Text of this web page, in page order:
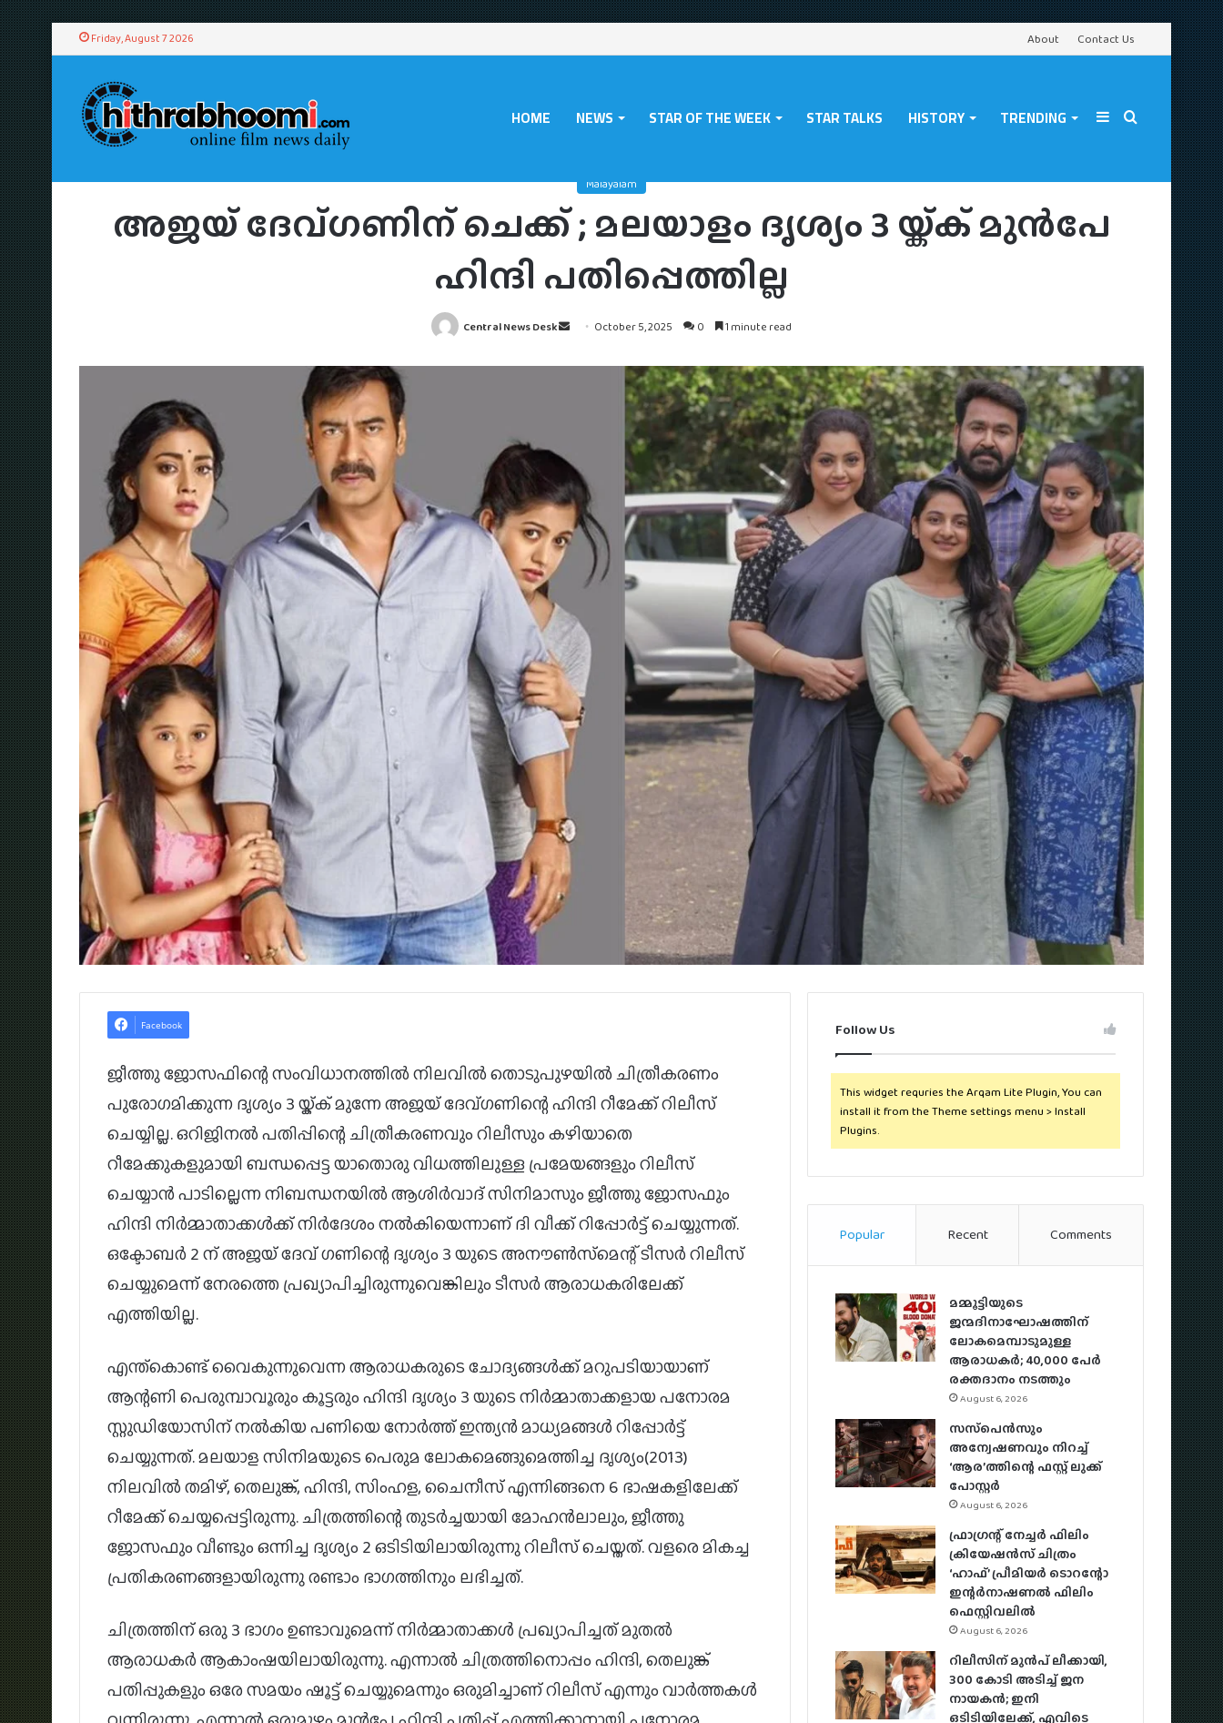
Friday, August 7 2026 About Contact Us
HOME NEWS STAR OF THE WEEK STAR TALKS HISTORY TRENDING Search
Sidebar
Home
Malayalam
അജയ് ദേവ്ഗണിന് ചെക്ക് ; മലയാളം ദൃശ്യം 3 യ്ക്ക് മുൻപേ
ഹിന്ദി പതിപ്പെത്തില്ല
Central News Desk
Send
email
October 5, 2025 0 1 minute read
Facebook
ജീത്തു ജോസഫിന്റെ സംവിധാനത്തിൽ നിലവിൽ തൊടുപുഴയിൽ ചിത്രീകരണം
പുരോഗമിക്കുന്ന ദൃശ്യം 3 യ്ക്ക് മുന്നേ അജയ് ദേവ്ഗണിന്റെ ഹിന്ദി റീമേക്ക് റിലീസ്
ചെയ്യില്ല. ഒറിജിനൽ പതിപ്പിന്റെ ചിത്രീകരണവും റിലീസും കഴിയാതെ
റീമേക്കുകളുമായി ബന്ധപ്പെട്ട യാതൊരു വിധത്തിലുള്ള പ്രമേയങ്ങളും റിലീസ്
ചെയ്യാൻ പാടില്ലെന്ന നിബന്ധനയിൽ ആശിർവാദ് സിനിമാസും ജീത്തു ജോസഫും
ഹിന്ദി നിർമ്മാതാക്കൾക്ക് നിർദേശം നൽകിയെന്നാണ് ദി വീക്ക് റിപ്പോർട്ട് ചെയ്യുന്നത്.
ഒക്ടോബർ 2 ന് അജയ് ദേവ് ഗണിന്റെ ദൃശ്യം 3 യുടെ അനൗൺസ്‌മെന്റ് ടീസർ റിലീസ്
ചെയ്യുമെന്ന് നേരത്തെ പ്രഖ്യാപിച്ചിരുന്നുവെങ്കിലും ടീസർ ആരാധകരിലേക്ക്
എത്തിയില്ല.
എന്ത്കൊണ്ട് വൈകുന്നുവെന്ന ആരാധകരുടെ ചോദ്യങ്ങൾക്ക് മറുപടിയായാണ്
ആന്റണി പെരുമ്പാവൂരും കൂട്ടരും ഹിന്ദി ദൃശ്യം 3 യുടെ നിർമ്മാതാക്കളായ പനോരമ
സ്റ്റുഡിയോസിന് നൽകിയ പണിയെ നോർത്ത് ഇന്ത്യൻ മാധ്യമങ്ങൾ റിപ്പോർട്ട്
ചെയ്യുന്നത്. മലയാള സിനിമയുടെ പെരുമ ലോകമെങ്ങുമെത്തിച്ച ദൃശ്യം(2013)
നിലവിൽ തമിഴ്, തെലുങ്ക്, ഹിന്ദി, സിംഹള, ചൈനീസ് എന്നിങ്ങനെ 6 ഭാഷകളിലേക്ക്
റീമേക്ക് ചെയ്യപ്പെട്ടിരുന്നു. ചിത്രത്തിന്റെ തുടർച്ചയായി മോഹൻലാലും, ജീത്തു
ജോസഫും വീണ്ടും ഒന്നിച്ച ദൃശ്യം 2 ഒടിടിയിലായിരുന്നു റിലീസ് ചെയ്തത്. വളരെ മികച്ച
പ്രതികരണങ്ങളായിരുന്നു രണ്ടാം ഭാഗത്തിനും ലഭിച്ചത്.
ചിത്രത്തിന് ഒരു 3 ഭാഗം ഉണ്ടാവുമെന്ന് നിർമ്മാതാക്കൾ പ്രഖ്യാപിച്ചത് മുതൽ
ആരാധകർ ആകാംഷയിലായിരുന്നു. എന്നാൽ ചിത്രത്തിനൊപ്പം ഹിന്ദി, തെലുങ്ക്
പതിപ്പുകളും ഒരേ സമയം ഷൂട്ട് ചെയ്യുമെന്നും ഒരുമിച്ചാണ് റിലീസ് എന്നും വാർത്തകൾ
Follow Us
This widget requries the Arqam Lite Plugin, You can
install it from the Theme settings menu > Install
Plugins.
Popular Recent Comments
മമ്മൂട്ടിയുടെ
ജന്മദിനാഘോഷത്തിന്
ലോകമെമ്പാടുമുള്ള
ആരാധകര്‍; 40,000 പേര്‍
രക്തദാനം നടത്തും
August 6, 2026
സസ്‌പെന്‍സും
അന്വേഷണവും നിറച്ച്
‘ആര’ത്തിന്റെ ഫസ്റ്റ് ലുക്ക്
പോസ്റ്റര്‍
August 6, 2026
ഫ്രാഗ്രന്റ് നേച്ചര്‍ ഫിലിം
ക്രിയേഷന്‍സ് ചിത്രം
‘ഹാഫ്’ പ്രീമിയര്‍ ടൊറന്റോ
ഇന്റര്‍നാഷണല്‍ ഫിലിം
ഫെസ്റ്റിവലില്‍
August 6, 2026
റിലീസിന് മുൻപ് ലീക്കായി,
300 കോടി അടിച്ച് ജന
നായകൻ; ഇനി
ഒടിടിയിലേക്ക്, എവിടെ